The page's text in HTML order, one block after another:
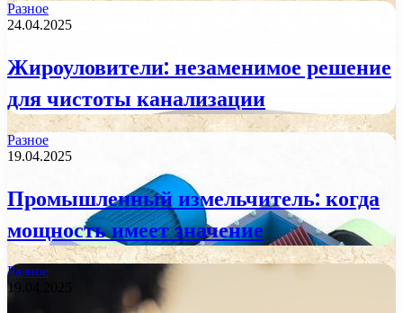
Разное
24.04.2025
Жироуловители: незаменимое решение
для чистоты канализации
Разное
19.04.2025
Промышленный измельчитель: когда
мощность имеет значение
Разное
19.04.2025